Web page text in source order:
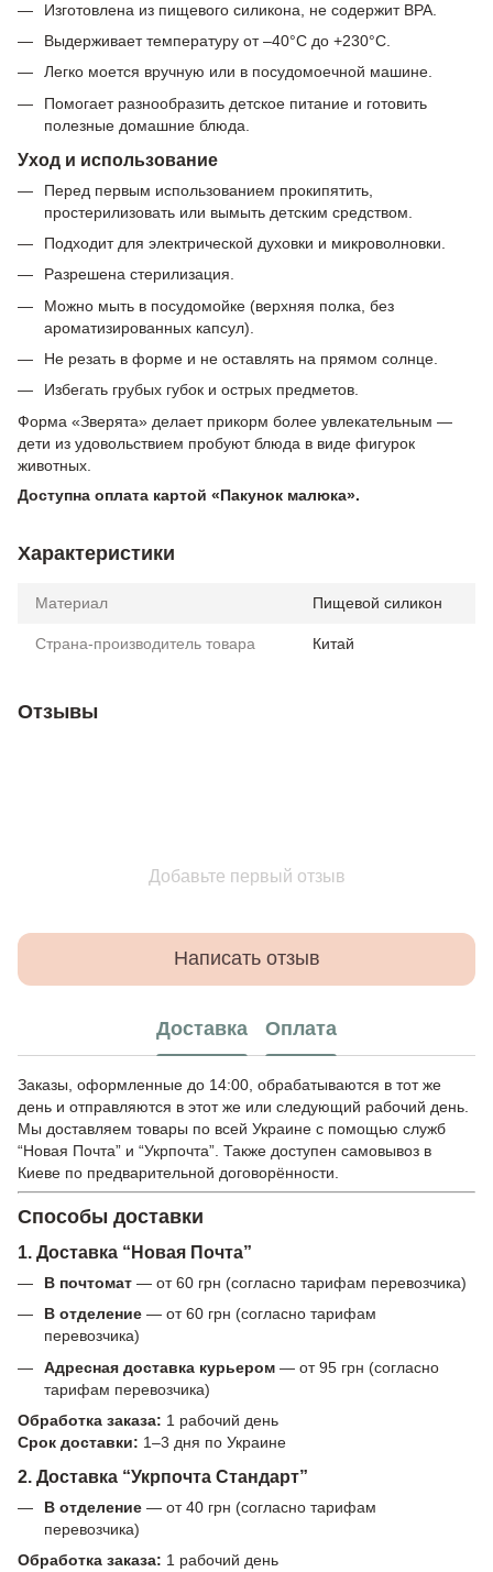
Изготовлена из пищевого силикона, не содержит BPA.
Выдерживает температуру от –40°C до +230°C.
Легко моется вручную или в посудомоечной машине.
Помогает разнообразить детское питание и готовить
полезные домашние блюда.
Уход и использование
Перед первым использованием прокипятить,
простерилизовать или вымыть детским средством.
Подходит для электрической духовки и микроволновки.
Разрешена стерилизация.
Можно мыть в посудомойке (верхняя полка, без
ароматизированных капсул).
Не резать в форме и не оставлять на прямом солнце.
Избегать грубых губок и острых предметов.
Форма «Зверята» делает прикорм более увлекательным —
дети из удовольствием пробуют блюда в виде фигурок
животных.
Доступна оплата картой «Пакунок малюка».
Характеристики
Материал Пищевой силикон
Страна-производитель товара Китай
Отзывы
Добавьте первый отзыв
Написать отзыв
Доставка Оплата
Заказы, оформленные до 14:00, обрабатываются в тот же
день и отправляются в этот же или следующий рабочий день.
Мы доставляем товары по всей Украине с помощью служб
“Новая Почта” и “Укрпочта”. Также доступен самовывоз в
Киеве по предварительной договорённости.
Способы доставки
1. Доставка “Новая Почта”
В почтомат — от 60 грн (согласно тарифам перевозчика)
В отделение — от 60 грн (согласно тарифам
перевозчика)
Адресная доставка курьером — от 95 грн (согласно
тарифам перевозчика)
Обработка заказа: 1 рабочий день
Срок доставки: 1–3 дня по Украине
2. Доставка “Укрпочта Стандарт”
В отделение — от 40 грн (согласно тарифам
перевозчика)
Обработка заказа: 1 рабочий день